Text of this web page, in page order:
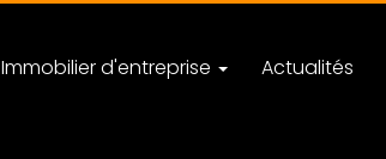
Immobilier d'entreprise Actualités